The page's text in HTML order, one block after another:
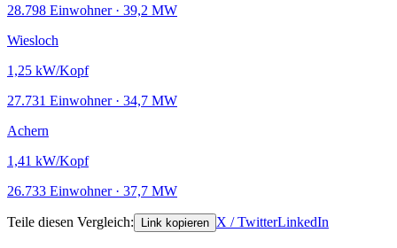
28.798 Einwohner · 39,2 MW
Wiesloch
1,25 kW/Kopf
27.731 Einwohner · 34,7 MW
Achern
1,41 kW/Kopf
26.733 Einwohner · 37,7 MW
Teile diesen Vergleich: Link kopieren X / TwitterLinkedIn